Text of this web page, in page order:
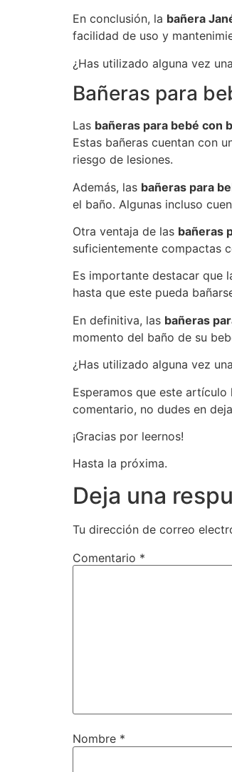
En conclusión, la bañera
facilidad de uso y
¿Has utilizado alguna vez una
Bañeras para
Las bañeras para bebé con
Estas bañeras cuentan con
riesgo de lesiones.
Además, las bañeras para
el baño. Algunas incluso
Otra ventaja de las bañeras
suficientemente compactas
Es importante destacar que
hasta que este pueda
En definitiva, las bañeras
momento del baño de su
¿Has utilizado alguna vez
Esperamos que este
comentario, no dudes en
¡Gracias por leernos!
Hasta la próxima.
Deja una
Tu dirección de correo
Comentario *
Nombre *